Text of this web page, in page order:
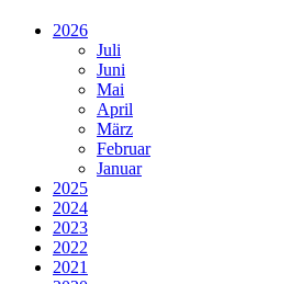
2026
Juli
Juni
Mai
April
März
Februar
Januar
2025
2024
2023
2022
2021